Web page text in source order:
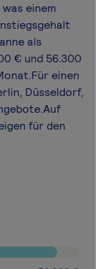
einem
als
€ und 56.300
einen
Düsseldorf,
für den